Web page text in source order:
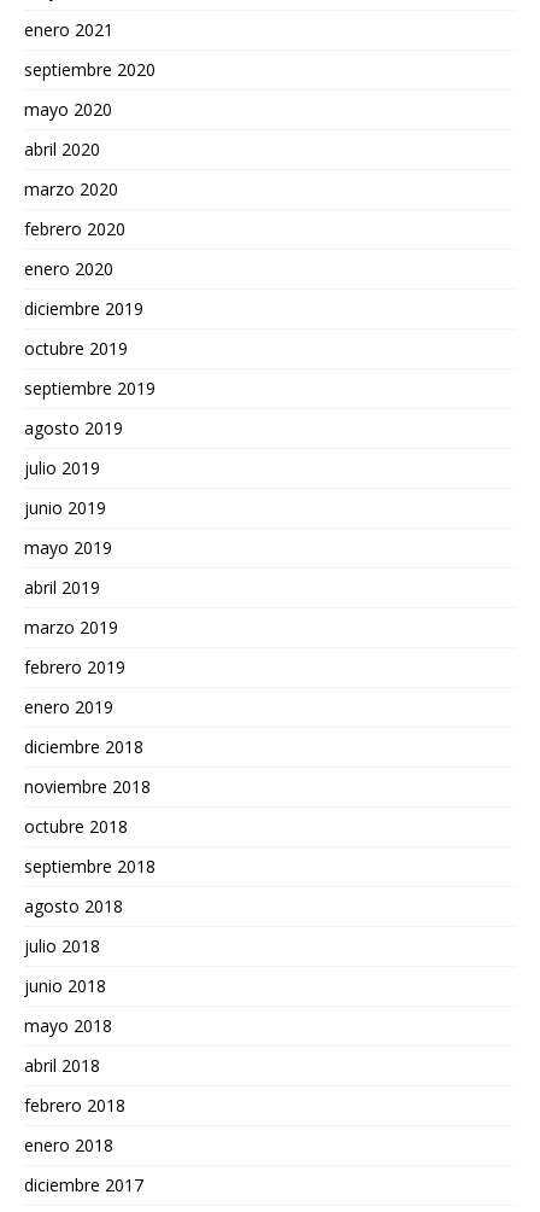
enero 2021
septiembre 2020
mayo 2020
abril 2020
marzo 2020
febrero 2020
enero 2020
diciembre 2019
octubre 2019
septiembre 2019
agosto 2019
julio 2019
junio 2019
mayo 2019
abril 2019
marzo 2019
febrero 2019
enero 2019
diciembre 2018
noviembre 2018
octubre 2018
septiembre 2018
agosto 2018
julio 2018
junio 2018
mayo 2018
abril 2018
febrero 2018
enero 2018
diciembre 2017